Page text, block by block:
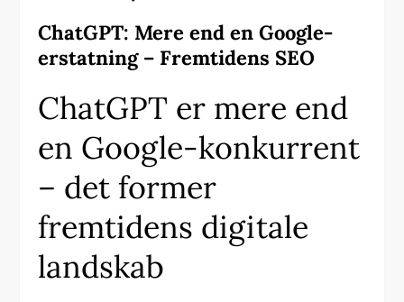
ChatGPT: Mere end en Google-
erstatning – Fremtidens SEO
ChatGPT er mere end
en Google-konkurrent
– det former
fremtidens digitale
landskab